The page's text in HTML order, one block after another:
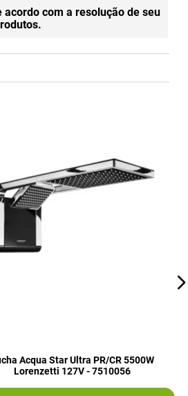
com a resolução de seu
Acqua Star Ultra PR/CR 5500W
Lorenzetti 127V - 7510056